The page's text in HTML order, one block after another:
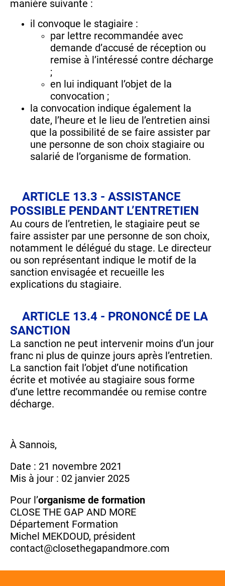
manière suivante :
il convoque le stagiaire :
par lettre recommandée avec
demande d’accusé de réception ou
remise à l’intéressé contre décharge
;
en lui indiquant l’objet de la
convocation ;
la convocation indique également la
date, l’heure et le lieu de l’entretien ainsi
que la possibilité de se faire assister par
une personne de son choix stagiaire ou
salarié de l’organisme de formation.
ARTICLE 13.3 - ASSISTANCE
POSSIBLE PENDANT L’ENTRETIEN
Au cours de l’entretien, le stagiaire peut se
faire assister par une personne de son choix,
notamment le délégué du stage. Le directeur
ou son représentant indique le motif de la
sanction envisagée et recueille les
explications du stagiaire.
ARTICLE 13.4 - PRONONCÉ DE LA
SANCTION
La sanction ne peut intervenir moins d’un jour
franc ni plus de quinze jours après l’entretien.
La sanction fait l’objet d’une notification
écrite et motivée au stagiaire sous forme
d’une lettre recommandée ou remise contre
décharge.
À Sannois,
Date : 21 novembre 2021
Mis à jour : 02 janvier 2025
Pour l’organisme de formation
CLOSE THE GAP AND MORE
Département Formation
Michel MEKDOUD, président
contact@closethegapandmore.com